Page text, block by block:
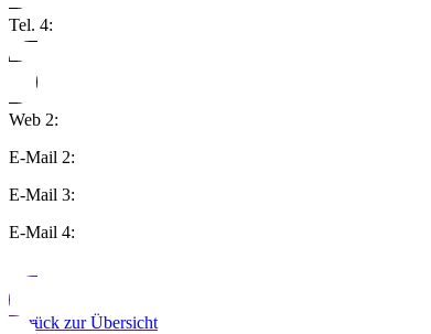
Tel. 4:
Web 2:
E-Mail 2:
E-Mail 3:
E-Mail 4:
Zurück zur Übersicht